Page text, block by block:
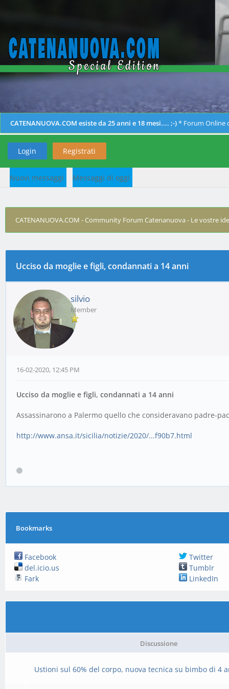
CATENANUOVA.COM esiste da 25 anni e 18 mesi.... ;-)* Forum Online
Login Registrati
Nuovi messaggi Messaggi di oggi
CATENANUOVA.COM - Community Forum Catenanuova - Le vostre
0 voto(i) - 0 media
1
2
3
4
5
Ucciso da moglie e figli, condannati a 14 anni
silvio
Member
16-02-2020, 12:45 PM
Ucciso da moglie e figli, condannati a 14 anni
Assassinarono a Palermo quello che consideravano padre-
http://www.ansa.it/sicilia/notizie/2020/...f90b7.html
Bookmarks
Facebook
Twitter
del.icio.us
Tumblr
Fark
LinkedIn
Discussione
Ustioni sul 60% del corpo, nuova tecnica su bimbo di 4